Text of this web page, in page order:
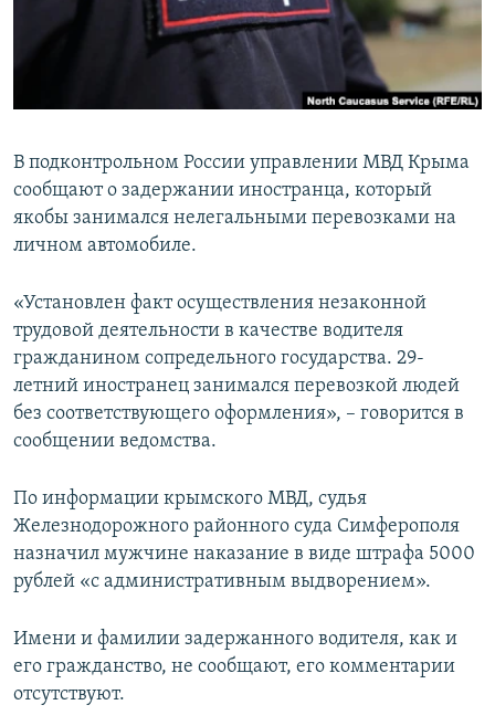
ПОБЕДИТЕЛЕЙ НЕ СУДЯТ?
ПРИСОЕДИНЯЙТЕСЬ!
Все сайты RFE/RL
В подконтрольном России управлении МВД Крыма
сообщают о задержании иностранца, который
якобы занимался нелегальными перевозками на
личном автомобиле.
«Установлен факт осуществления незаконной
трудовой деятельности в качестве водителя
гражданином сопредельного государства. 29-
летний иностранец занимался перевозкой людей
без соответствующего оформления», – говорится в
сообщении ведомства.
По информации крымского МВД, судья
Железнодорожного районного суда Симферополя
назначил мужчине наказание в виде штрафа 5000
рублей «с административным выдворением».
Имени и фамилии задержанного водителя, как и
его гражданство, не сообщают, его комментарии
отсутствуют.